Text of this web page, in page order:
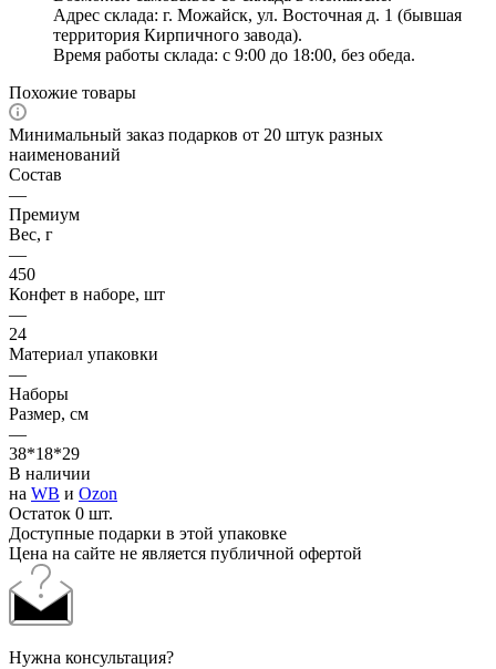
Адрес склада: г. Можайск, ул. Восточная д. 1 (бывшая
территория Кирпичного завода).
Время работы склада: с 9:00 до 18:00, без обеда.
Похожие товары
Минимальный заказ подарков от 20 штук разных
наименований
Состав
—
Премиум
Вес, г
—
450
Конфет в наборе, шт
—
24
Материал упаковки
—
Наборы
Размер, см
—
38*18*29
В наличии
на WB и Ozon
Остаток 0 шт.
Доступные подарки в этой упаковке
Цена на сайте не является публичной офертой
Нужна консультация?